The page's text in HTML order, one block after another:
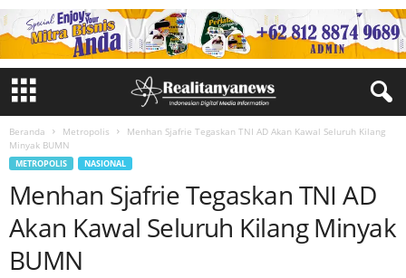
Beranda Metropolis
Menhan Sjafrie Tegaskan TNI AD Akan Kawal Seluruh Kilang
Minyak BUMN
METROPOLIS NASIONAL
Menhan Sjafrie Tegaskan TNI AD
Akan Kawal Seluruh Kilang Minyak
BUMN